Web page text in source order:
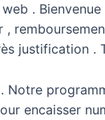
.
justification .
encaisser